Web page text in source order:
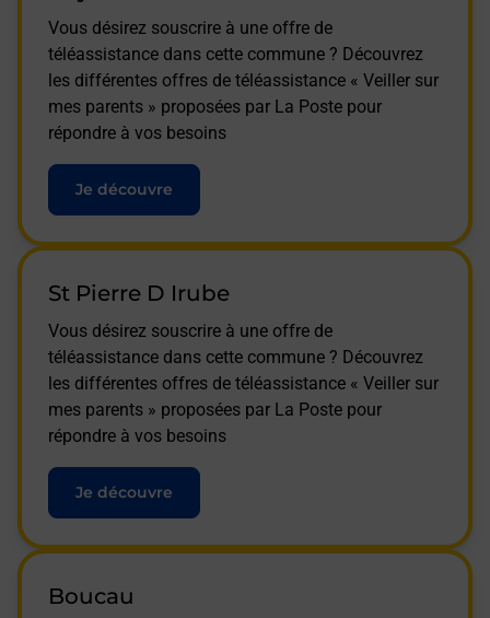
Vous désirez souscrire à une offre de
téléassistance dans cette commune ? Découvrez
les différentes offres de téléassistance « Veiller sur
mes parents » proposées par La Poste pour
répondre à vos besoins
Je découvre
St Pierre D Irube
Vous désirez souscrire à une offre de
téléassistance dans cette commune ? Découvrez
les différentes offres de téléassistance « Veiller sur
mes parents » proposées par La Poste pour
répondre à vos besoins
Je découvre
Boucau